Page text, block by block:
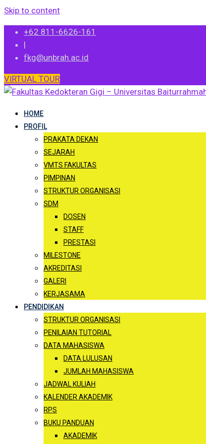
Skip to content
+62 811-6626-161
|
fkg@unbrah.ac.id
VIRTUAL TOUR
HOME
PROFIL
PRAKATA DEKAN
SEJARAH
VMTS FAKULTAS
PIMPINAN
STRUKTUR ORGANISASI
SDM
DOSEN
STAFF
PRESTASI
MILESTONE
AKREDITASI
GALERI
KERJASAMA
PENDIDIKAN
STRUKTUR ORGANISASI
PENILAIAN TUTORIAL
DATA MAHASISWA
DATA LULUSAN
JUMLAH MAHASISWA
JADWAL KULIAH
KALENDER AKADEMIK
RPS
BUKU PANDUAN
AKADEMIK